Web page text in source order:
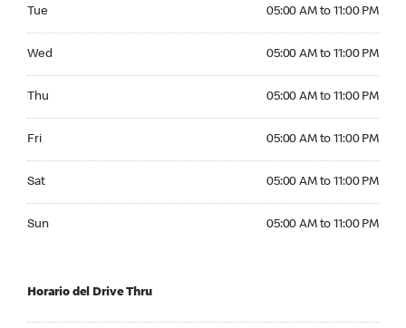
Tue 05:00 AM to 11:00 PM
Wed 05:00 AM to 11:00 PM
Thu 05:00 AM to 11:00 PM
Fri 05:00 AM to 11:00 PM
Sat 05:00 AM to 11:00 PM
Sun 05:00 AM to 11:00 PM
Horario del Drive Thru